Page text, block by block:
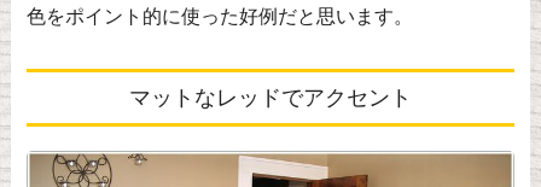
色をポイント的に使った好例だと思います。
マットなレッドでアクセント